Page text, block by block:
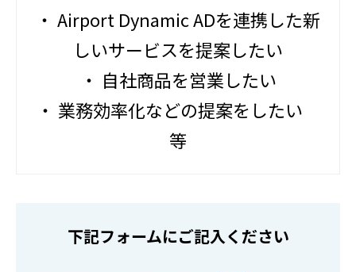
空港マーケティングブログ
・ Airport Dynamic ADを連携した新
しいサービスを提案したい
・ 自社商品を営業したい
・ 業務効率化などの提案をしたい
等
下記フォームにご記入ください